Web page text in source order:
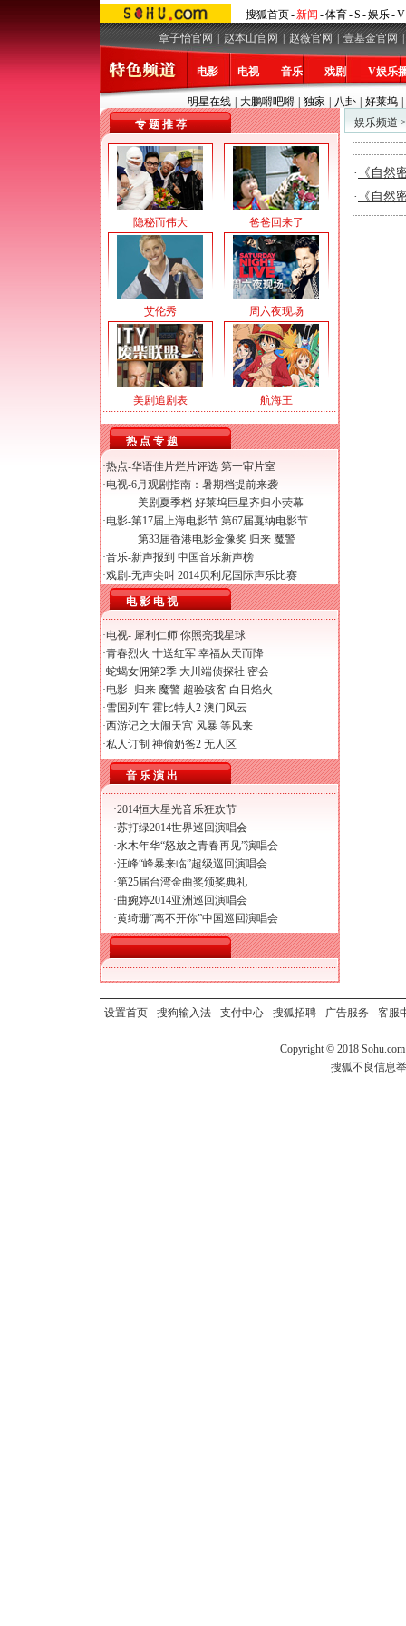
搜狐首页-新闻 -体育-S -娱乐-V
章子怡官网
赵本山官网 赵薇官网 壹基金官网
电影 电视 音乐 戏剧 V娱乐
明星在线 大鹏嘚吧嘚 独家 八卦 好莱坞
专 题 推 荐
隐秘而伟大 爸爸回来了
艾伦秀 周六夜现场
美剧追剧表 航海王
热 点 专 题
·热点-华语佳片烂片评选 第一审片室
·电视-6月观剧指南：暑期档提前来袭
美剧夏季档 好莱坞巨星齐归小荧幕
·电影-第17届上海电影节 第67届戛纳电影节
第33届香港电影金像奖 归来 魔警
·音乐-新声报到 中国音乐新声榜
·戏剧-无声尖叫 2014贝利尼国际声乐比赛
电 影 电 视
·电视- 犀利仁师 你照亮我星球
·青春烈火 十送红军 幸福从天而降
·蛇蝎女佣第2季 大川端侦探社 密会
·电影- 归来 魔警 超验骇客 白日焰火
·雪国列车 霍比特人2 澳门风云
·西游记之大闹天宫 风暴 等风来
·私人订制 神偷奶爸2 无人区
音 乐 演 出
·2014恒大星光音乐狂欢节
·苏打绿2014世界巡回演唱会
·水木年华“怒放之青春再见”演唱会
·汪峰“峰暴来临”超级巡回演唱会
·第25届台湾金曲奖颁奖典礼
·曲婉婷2014亚洲巡回演唱会
·黄绮珊“离不开你”中国巡回演唱会
娱乐频道
·
《自然
·
《自然
设置首页- 搜狗输入法- 支付中心- 搜狐招聘- 广告服务 - 客服
Copyright © 2018
搜狐不良信息